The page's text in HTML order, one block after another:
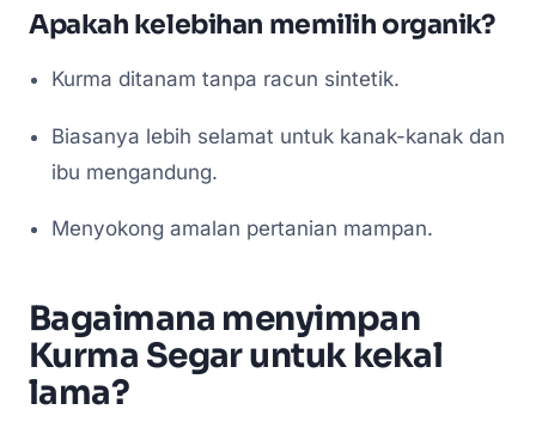
Apakah kelebihan memilih organik?
Kurma ditanam tanpa racun sintetik.
Biasanya lebih selamat untuk kanak-kanak dan
ibu mengandung.
Menyokong amalan pertanian mampan.
Bagaimana menyimpan
Kurma Segar untuk kekal
lama?